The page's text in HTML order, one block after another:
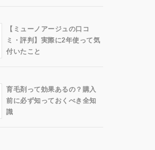
【ミューノアージュの口コ
ミ・評判】実際に2年使って気
付いたこと
育毛剤って効果あるの？購入
前に必ず知っておくべき全知
識